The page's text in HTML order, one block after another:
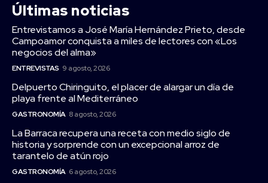
Últimas noticias
Entrevistamos a José María Hernández Prieto, desde
Campoamor conquista a miles de lectores con «Los
negocios del alma»
ENTREVISTAS 9 agosto, 2026
Delpuerto Chiringuito, el placer de alargar un día de
playa frente al Mediterráneo
GASTRONOMÍA 8 agosto, 2026
La Barraca recupera una receta con medio siglo de
historia y sorprende con un excepcional arroz de
tarantelo de atún rojo
GASTRONOMÍA 6 agosto, 2026